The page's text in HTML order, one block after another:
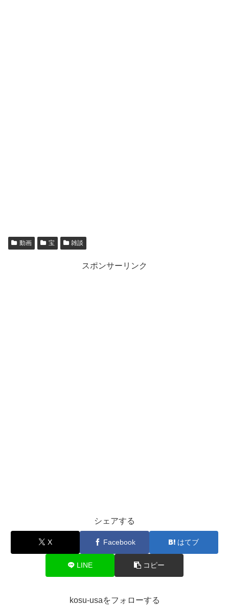
動画 宝 雑談
スポンサーリンク
シェアする
X Facebook はてブ
LINE コピー
kosu-usaをフォローする